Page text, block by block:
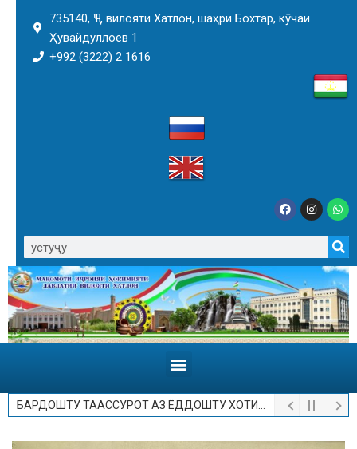
735140, ҶТ, вилояти Хатлон, шаҳри Бохтар, кӯчаи
Ҳувайдуллоев 1
+992 (3222) 2 1616
БАРДОШТУ ТААССУРОТ АЗ ЁДДОШТУ ХОТИРОТ.